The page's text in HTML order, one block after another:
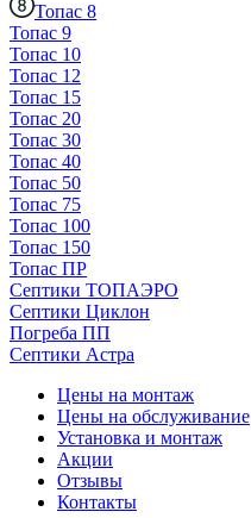
Топас 8
Топас 9
Топас 10
Топас 12
Топас 15
Топас 20
Топас 30
Топас 40
Топас 50
Топас 75
Топас 100
Топас 150
Топас ПР
Септики ТОПАЭРО
Септики Циклон
Погреба ПП
Септики Астра
Цены на монтаж
Цены на обслуживание
Установка и монтаж
Акции
Отзывы
Контакты